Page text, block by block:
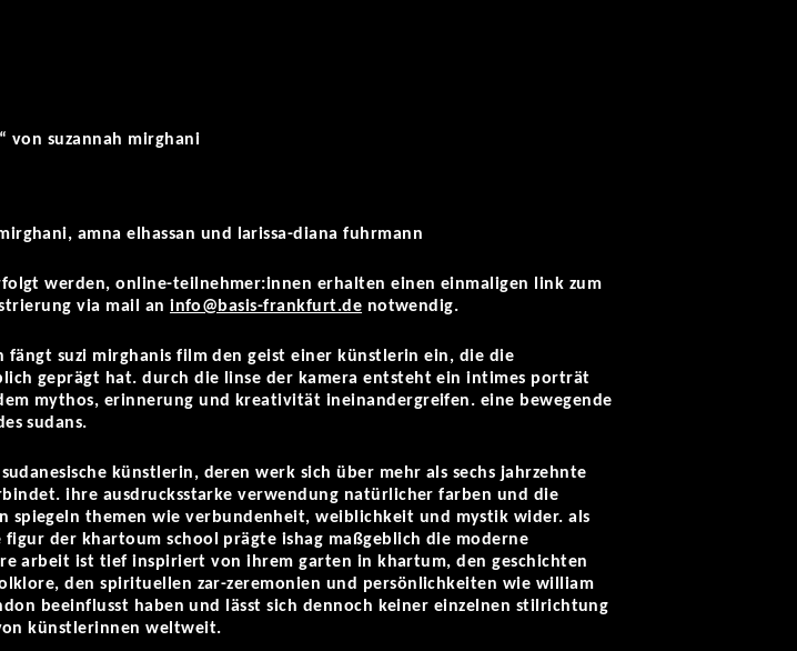
von suzannah mirghani
amna elhassan und larissa-diana fuhrmann
werden, online-teilnehmer:innen erhalten einen einmaligen link zum
via mail aninfo@basis-frankfurt.de notwendig.
suzi mirghanis film den geist einer künstlerin ein, die die
geprägt hat. durch die linse der kamera entsteht ein intimes porträt
mythos, erinnerung und kreativität ineinandergreifen. eine bewegende
sudans.
künstlerin, deren werk sich über mehr als sechs jahrzehnte
ihre ausdrucksstarke verwendung natürlicher farben und die
spiegeln themen wie verbundenheit, weiblichkeit und mystik wider. als
der khartoum school prägte ishag maßgeblich die moderne
arbeit ist tief inspiriert von ihrem garten in khartum, den geschichten
den spirituellen zar-zeremonien und persönlichkeiten wie william
beeinflusst haben und lässt sich dennoch keiner einzelnen stilrichtung
künstlerinnen weltweit.